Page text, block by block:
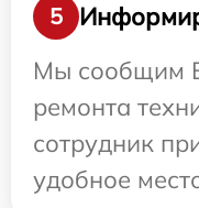
5
Мы сообщим
ремонта
сотрудник
удобное